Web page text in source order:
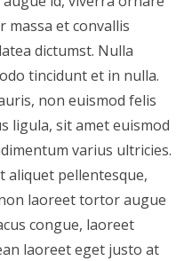
massa et convallis
dictumst. Nulla
tincidunt et in nulla.
non euismod felis
ligula, sit amet euismod
varius ultricies.
aliquet pellentesque,
laoreet tortor augue
congue, laoreet
laoreet eget justo at